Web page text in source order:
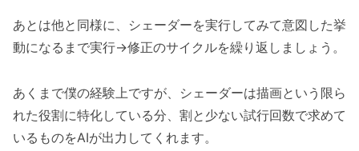
あとは他と同様に、シェーダーを実行してみて意図した挙
動になるまで実行→修正のサイクルを繰り返しましょう。
あくまで僕の経験上ですが、シェーダーは描画という限ら
れた役割に特化している分、割と少ない試行回数で求めて
いるものをAIが出力してくれます。